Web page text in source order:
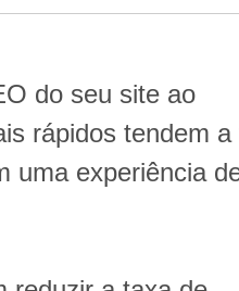
do seu site ao
rápidos tendem a
uma experiência